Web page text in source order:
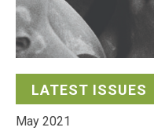
LATEST ISSUES
May 2021